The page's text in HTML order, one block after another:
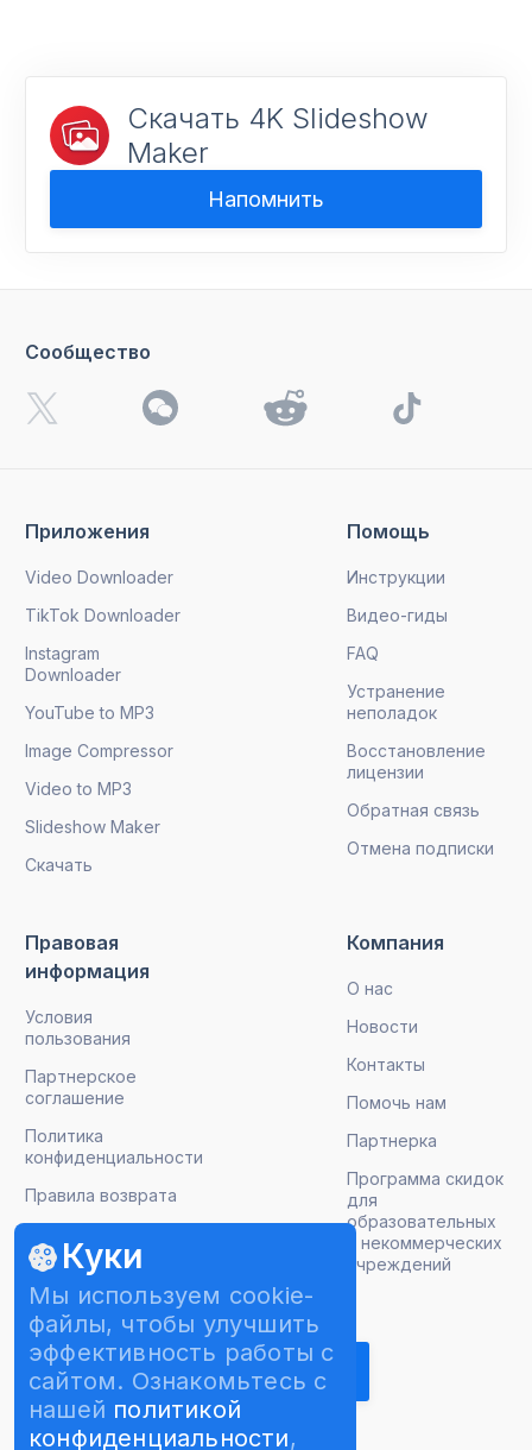
Скачать 4K Slideshow
Maker
Напомнить
Куки
Мы используем cookie-
файлы, чтобы улучшить
эффективность работы с
сайтом. Ознакомьтесь с
нашей политикой
конфиденциальности,
Приложения
Video Downloader
TikTok Downloader
Instagram
Downloader
YouTube to MP3
Image Compressor
Video to MP3
Slideshow Maker
Скачать
Помощь
Инструкции
Видео-гиды
FAQ
Устранение
неполадок
Восстановление
лицензии
Обратная связь
Отмена подписки
Правовая
информация
Условия
пользования
Партнерское
соглашение
Политика
конфиденциальности
Правила возврата
Компания
О нас
Новости
Контакты
Помочь нам
Партнерка
Программа скидок
для
образовательных
и некоммерческих
учреждений
Подписаться на рассылку
Сообщество